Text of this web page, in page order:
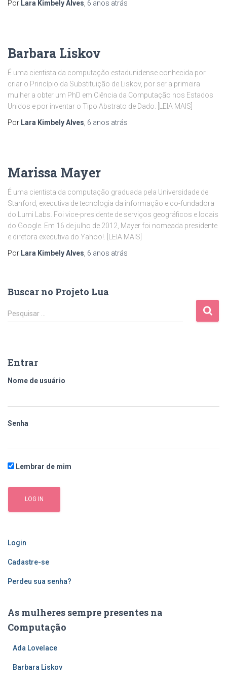
Por Lara Kimbely Alves 6 anos atrás
Barbara Liskov
É uma cientista da computação estadunidense conhecida por
criar o Princípio da Substituição de Liskov, por ser a primeira
mulher a obter um PhD em Ciência da Computação nos Estados
Unidos e por inventar o Tipo Abstrato de Dado. [LEIA MAIS]
Por Lara Kimbely Alves 6 anos atrás
Marissa Mayer
É uma cientista da computação graduada pela Universidade de
Stanford, executiva de tecnologia da informação e co-fundadora
do Lumi Labs. Foi vice-presidente de serviços geográficos e locais
do Google. Em 16 de julho de 2012, Mayer foi nomeada presidente
e diretora executiva do Yahoo!. [LEIA MAIS]
Por Lara Kimbely Alves 6 anos atrás
Buscar no Projeto Lua
P
e
i
s
o
Pesquisar …
Entrar
Nome de usuário
Senha
Lembrar de mim
Login
Cadastre-se
Perdeu sua senha?
As mulheres sempre presentes na
Computação
Ada Lovelace
Barbara Liskov